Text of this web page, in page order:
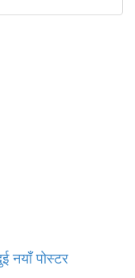
नयाँ पोस्टर